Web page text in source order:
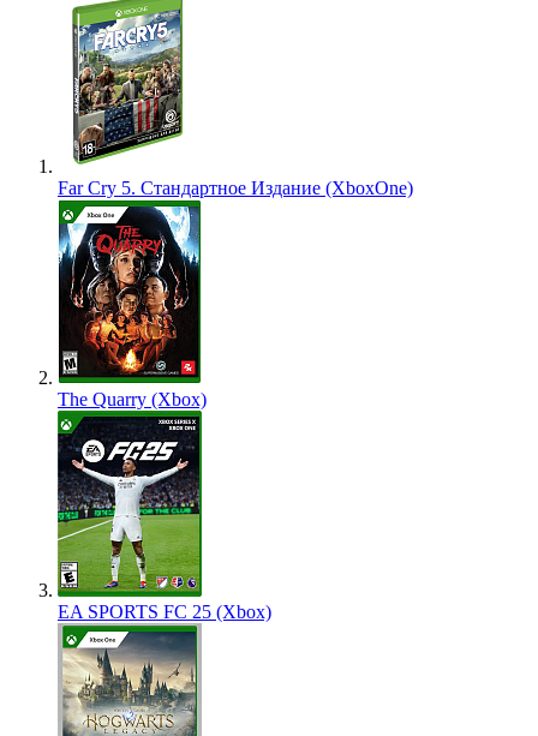
Far Cry 5. Стандартное Издание (XboxOne)
The Quarry (Xbox)
EA SPORTS FC 25 (Xbox)